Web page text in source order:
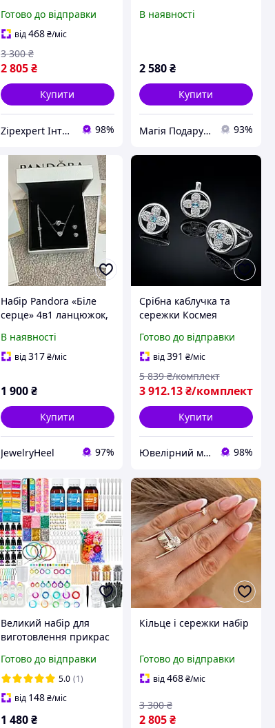
Готово до відправки
від468 ₴/міс
2 805 ₴
3 300 ₴
Купити
Zipexpert Iнтернет-магазин запчастин до побутовой технiки та iтнимних товарiв для дорослих 98%
В наявності
2 580₴
Купити
Магія Подарунка 93%
Набір Pandora «Біле
серце» 4в1 ланцюжок,
сережки-цвяшки
В наявності
від317 ₴/міс
1 900 ₴
Купити
JewelryHeel 97%
Срібна каблучка та
сережки Космея
Готово до відправки
від391 ₴/міс
3 912.13₴/комплект
5 839 ₴/комплект
Купити
Ювелірний магазин AVA 98%
Великий набір для
виготовлення прикрас
кілець перснів сережок
з епоксидної смоли для
власноруч новачка 319
в 1
Готово до відправки
5.0 (1)
від 148 ₴/міс
1 480 ₴
Кільце і сережки набір
Готово до відправки
від468₴/міс
2 805₴
3 300 ₴